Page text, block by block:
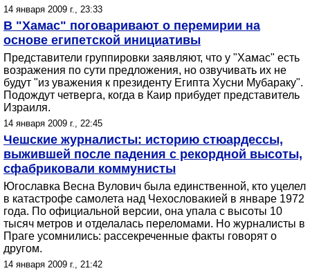
14 января 2009 г., 23:33
В "Хамас" поговаривают о перемирии на
основе египетской инициативы
Представители группировки заявляют, что у "Хамас" есть
возражения по сути предложения, но озвучивать их не
будут "из уважения к президенту Египта Хусни Мубараку".
Подождут четверга, когда в Каир прибудет представитель
Израиля.
14 января 2009 г., 22:45
Чешские журналисты: историю стюардессы,
выжившей после падения с рекордной высоты,
сфабриковали коммунисты
Югославка Весна Вулович была единственной, кто уцелел
в катастрофе самолета над Чехословакией в январе 1972
года. По официальной версии, она упала с высоты 10
тысяч метров и отделалась переломами. Но журналисты в
Праге усомнились: рассекреченные факты говорят о
другом.
14 января 2009 г., 21:42